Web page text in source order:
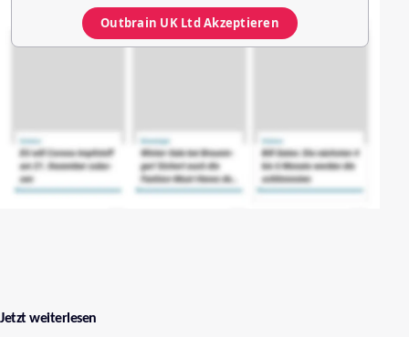
Outbrain UK LtdAkzeptieren
Jetzt weiterlesen